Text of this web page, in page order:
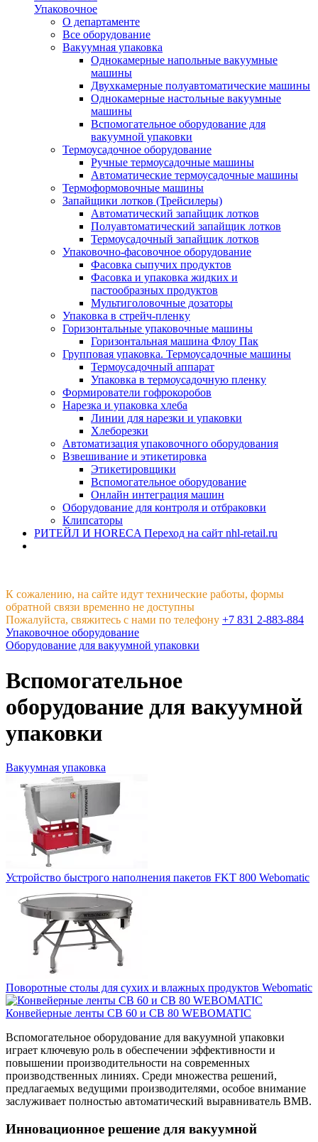
Упаковочное
О департаменте
Все оборудование
Вакуумная упаковка
Однокамерные напольные вакуумные
машины
Двухкамерные полуавтоматические машины
Однокамерные настольные вакуумные
машины
Вспомогательное оборудование для
вакуумной упаковки
Термоусадочное оборудование
Ручные термоусадочные машины
Автоматические термоусадочные машины
Термоформовочные машины
Запайщики лотков (Трейсилеры)
Автоматический запайщик лотков
Полуавтоматический запайщик лотков
Термоусадочный запайщик лотков
Упаковочно-фасовочное оборудование
Фасовка сыпучих продуктов
Фасовка и упаковка жидких и
пастообразных продуктов
Мультиголовочные дозаторы
Упаковка в стрейч-пленку
Горизонтальные упаковочные машины
Горизонтальная машина Флоу Пак
Групповая упаковка. Термоусадочные машины
Термоусадочный аппарат
Упаковка в термоусадочную пленку
Формирователи гофрокоробов
Нарезка и упаковка хлеба
Линии для нарезки и упаковки
Хлеборезки
Автоматизация упаковочного оборудования
Взвешивание и этикетировка
Этикетировщики
Вспомогательное оборудование
Онлайн интеграция машин
Оборудование для контроля и отбраковки
Клипсаторы
РИТЕЙЛ И HORECAПереход на сайт nhl-retail.ru
К сожалению, на сайте идут технические работы, формы
обратной связи временно не доступны
Пожалуйста, свяжитесь с нами по телефону +7 831 2-883-884
Упаковочное оборудование
Оборудование для вакуумной упаковки
Вспомогательное
оборудование для вакуумной
упаковки
Вакуумная упаковка
Устройство быстрого наполнения пакетов FKT 800 Webomatic
Поворотные столы для сухих и влажных продуктов Webomatic
Конвейерные ленты CB 60 и CB 80 WEBOMATIC
Вспомогательное оборудование для вакуумной упаковки
играет ключевую роль в обеспечении эффективности и
повышении производительности на современных
производственных линиях. Среди множества решений,
предлагаемых ведущими производителями, особое внимание
заслуживает полностью автоматический выравниватель BMB.
Инновационное решение для вакуумной